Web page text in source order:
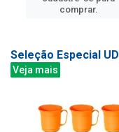
comprar.
Seleção Especial UD
Veja mais